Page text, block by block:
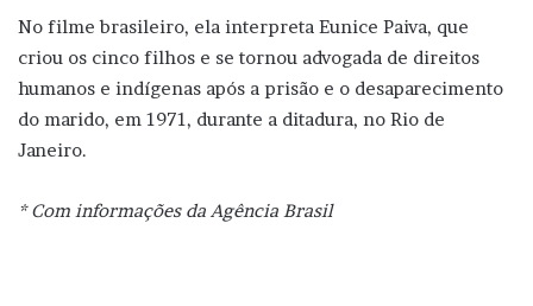
No filme brasileiro, ela interpreta Eunice Paiva, que
criou os cinco filhos e se tornou advogada de direitos
humanos e indígenas após a prisão e o desaparecimento
do marido, em 1971, durante a ditadura, no Rio de
Janeiro.
* Com informações da Agência Brasil